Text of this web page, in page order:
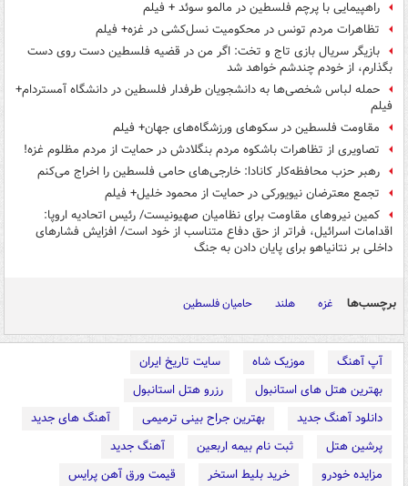
راهپیمایی با پرچم فلسطین در مالمو سوئد + فیلم
تظاهرات مردم تونس در محکومیت نسل‌کشی در غزه+ فیلم
بازیگر سریال بازی تاج و تخت: اگر من در قضیه فلسطین دست روی دست
بگذارم، از خودم چندشم خواهد شد
حمله لباس شخصی‌ها به دانشجویان طرفدار فلسطین در دانشگاه آمستردام+
فیلم
مقاومت فلسطین در سکوهای ورزشگاه‌های جهان+ فیلم
تصاویری از تظاهرات باشکوه مردم بنگلادش در حمایت از مردم مظلوم غزه!
رهبر حزب محافظه‌کار کانادا: خارجی‌های حامی فلسطین را اخراج می‌کنم
تجمع معترضان نیویورکی در حمایت از محمود خلیل+ فیلم
کمین‌ نیروهای مقاومت برای نظامیان صهیونیست/ رئیس اتحادیه اروپا:
اقدامات اسرائیل، فراتر از حق دفاع متناسب از خود است/ افزایش فشارهای
داخلی بر نتانیاهو برای پایان دادن به جنگ
برچسب‌ها غزه هلند حامیان فلسطین
آپ آهنگ موزیک شاه
سایت تاریخ ایران
بهترین هتل های استانبول
رزرو هتل استانبول
دانلود آهنگ جدید
بهترین جراح بینی ترمیمی
آهنگ های جدید
پرشین هتل
ثبت نام بیمه اربعین
آهنگ جدید
مزایده خودرو
خرید بلیط استخر
قیمت ورق آهن پرایس